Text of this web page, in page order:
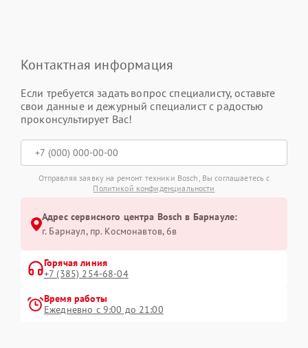
Контактная информация
Если требуется задать вопрос специалисту, оставьте
свои данные и дежурный специалист с радостью
проконсультирует Вас!
Отправляя заявку на ремонт техники Bosch, Вы соглашаетесь с
Политикой конфиденциальности
Адрес сервисного центра Bosch в Барнауле:
г. Барнаул, ​пр. Космонавтов, 6в
Горячая линия
+7 (385) 254-68-04
Время работы
Ежедневно с 9:00 до 21:00